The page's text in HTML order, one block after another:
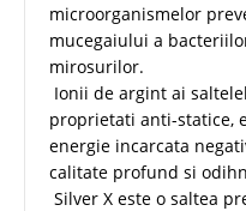
microorganismelor
mucegaiului a
mirosurilor.
Ionii de argint ai
proprietati anti-statice,
energie incarcata
calitate profund si
Silver X este o saltea